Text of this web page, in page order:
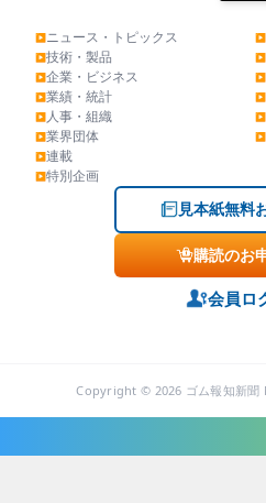
▶ニュース・トピックス
▶技術・製品
▶企業・ビジネス
▶業績・統計
▶人事・組織
▶業界団体
▶連載
▶特別企画
▶
▶
▶
▶
▶
▶
見本紙無料
購読のお
会員ロ
Copyright © 2026 ゴム報知新聞